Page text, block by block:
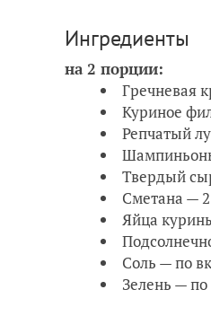
Ингредиенты
на 2 порции:
Гречневая
Куриное
Репчатый
Твердый
Сметана —
Яйца
Соль — по
Зелень — по